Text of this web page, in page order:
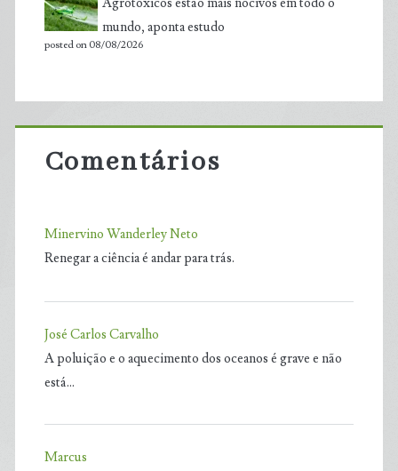
Agrotóxicos estão mais nocivos em todo o
mundo, aponta estudo
posted on 08/08/2026
Comentários
Minervino Wanderley Neto
Renegar a ciência é andar para trás.
José Carlos Carvalho
A poluição e o aquecimento dos oceanos é grave e não
está…
Marcus